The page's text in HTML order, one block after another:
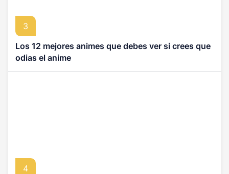
3
Los 12 mejores animes que debes ver si crees que
odias el anime
4